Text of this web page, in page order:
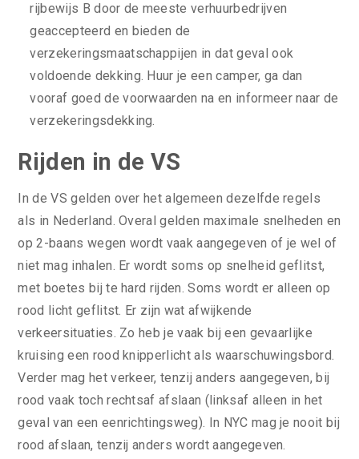
rijbewijs B door de meeste verhuurbedrijven
geaccepteerd en bieden de
verzekeringsmaatschappijen in dat geval ook
voldoende dekking. Huur je een camper, ga dan
vooraf goed de voorwaarden na en informeer naar de
verzekeringsdekking.
Rijden in de VS
In de VS gelden over het algemeen dezelfde regels
als in Nederland. Overal gelden maximale snelheden en
op 2-baans wegen wordt vaak aangegeven of je wel of
niet mag inhalen. Er wordt soms op snelheid geflitst,
met boetes bij te hard rijden. Soms wordt er alleen op
rood licht geflitst. Er zijn wat afwijkende
verkeersituaties. Zo heb je vaak bij een gevaarlijke
kruising een rood knipperlicht als waarschuwingsbord.
Verder mag het verkeer, tenzij anders aangegeven, bij
rood vaak toch rechtsaf afslaan (linksaf alleen in het
geval van een eenrichtingsweg). In NYC mag je nooit bij
rood afslaan, tenzij anders wordt aangegeven.